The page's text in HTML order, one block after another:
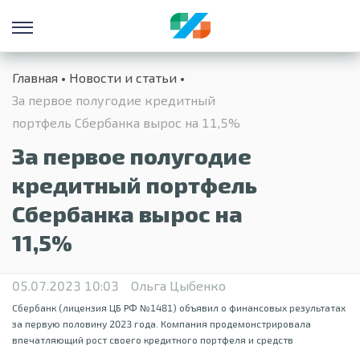
Главная
Новости и статьи
За первое полугодие кредитный
портфель Сбербанка вырос на 11,5%
За первое полугодие
кредитный портфель
Сбербанка вырос на
11,5%
05.07.2023 10:03 Ольга Цыбенко
Сбербанк (лицензия ЦБ РФ №1481) объявил о финансовых результатах
за первую половину 2023 года. Компания продемонстрировала
впечатляющий рост своего кредитного портфеля и средств